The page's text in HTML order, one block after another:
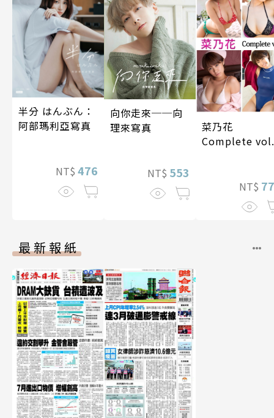
半分 はんぶん：
阿部瑪利亞寫真
NT$ 476
向你走來──向
理來寫真
NT$ 553
菜乃花
Complete
NT$
最新報紙